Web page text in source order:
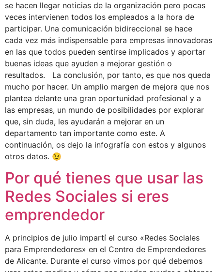
se hacen llegar noticias de la organización pero pocas
veces intervienen todos los empleados a la hora de
participar. Una comunicación bidireccional se hace
cada vez más indispensable para empresas innovadoras
en las que todos pueden sentirse implicados y aportar
buenas ideas que ayuden a mejorar gestión o
resultados. La conclusión, por tanto, es que nos queda
mucho por hacer. Un amplio margen de mejora que nos
plantea delante una gran oportunidad profesional y a
las empresas, un mundo de posibilidades por explorar
que, sin duda, les ayudarán a mejorar en un
departamento tan importante como este. A
continuación, os dejo la infografía con estos y algunos
otros datos. 😉
Por qué tienes que usar las
Redes Sociales si eres
emprendedor
A principios de julio impartí el curso «Redes Sociales
para Emprendedores» en el Centro de Emprendedores
de Alicante. Durante el curso vimos por qué debemos